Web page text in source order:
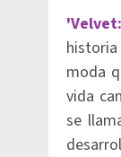
moda
vida
se